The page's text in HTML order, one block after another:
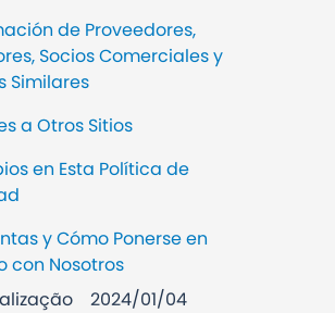
de Proveedores,
Socios Comerciales y
Similares
a Otros Sitios
en Esta Política de
y Cómo Ponerse en
con Nosotros
2024/01/04